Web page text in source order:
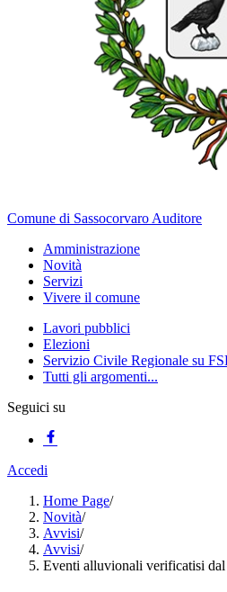
Comune di Sassocorvaro Auditore
Amministrazione
Novità
Servizi
Vivere il comune
Lavori pubblici
Elezioni
Servizio Civile Regionale su
Tutti gli argomenti...
Seguici su
Accedi
Home Page/
Novità/
Avvisi/
Avvisi/
Eventi alluvionali verificatisi dal